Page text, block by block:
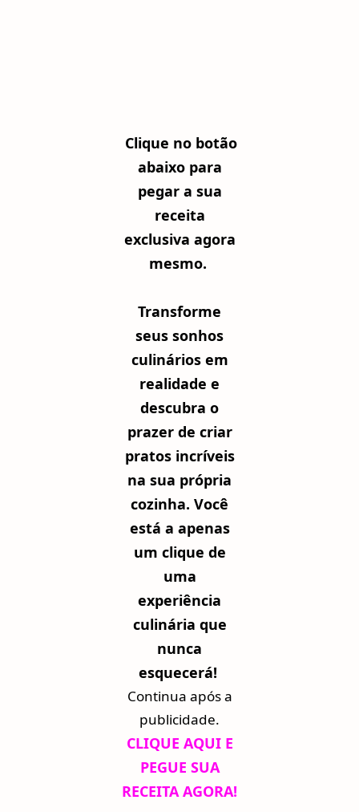
Clique no botão
abaixo para
pegar a sua
receita
exclusiva agora
mesmo.
Transforme
seus sonhos
culinários em
realidade e
descubra o
prazer de criar
pratos incríveis
na sua própria
cozinha. Você
está a apenas
um clique de
uma
experiência
culinária que
nunca
esquecerá!
Continua após a
publicidade.
CLIQUE AQUI E
PEGUE SUA
RECEITA AGORA!